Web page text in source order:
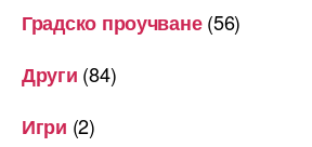
Градско проучване(56)
Други (84)
Игри (2)